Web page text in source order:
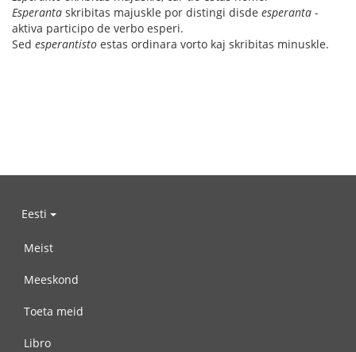
Esperanta skribitas majuskle por distingi disde esperanta -
aktiva participo de verbo esperi.
Sed esperantisto estas ordinara vorto kaj skribitas minuskle.
Eesti
Meist
Meeskond
Toeta meid
Libro